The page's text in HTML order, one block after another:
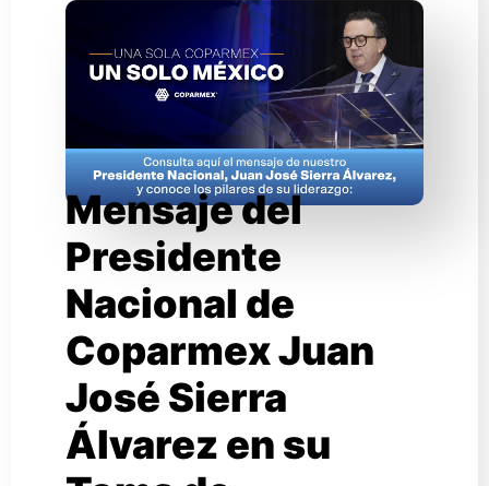
Mensaje del
Presidente
Nacional de
Coparmex Juan
José Sierra
Álvarez en su